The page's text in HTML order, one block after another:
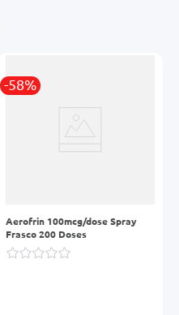
-58%
Aerofrin 100mcg/dose Spray
Frasco 200 Doses